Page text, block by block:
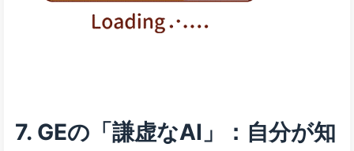
7. GEの「謙虚なAI」：自分が知